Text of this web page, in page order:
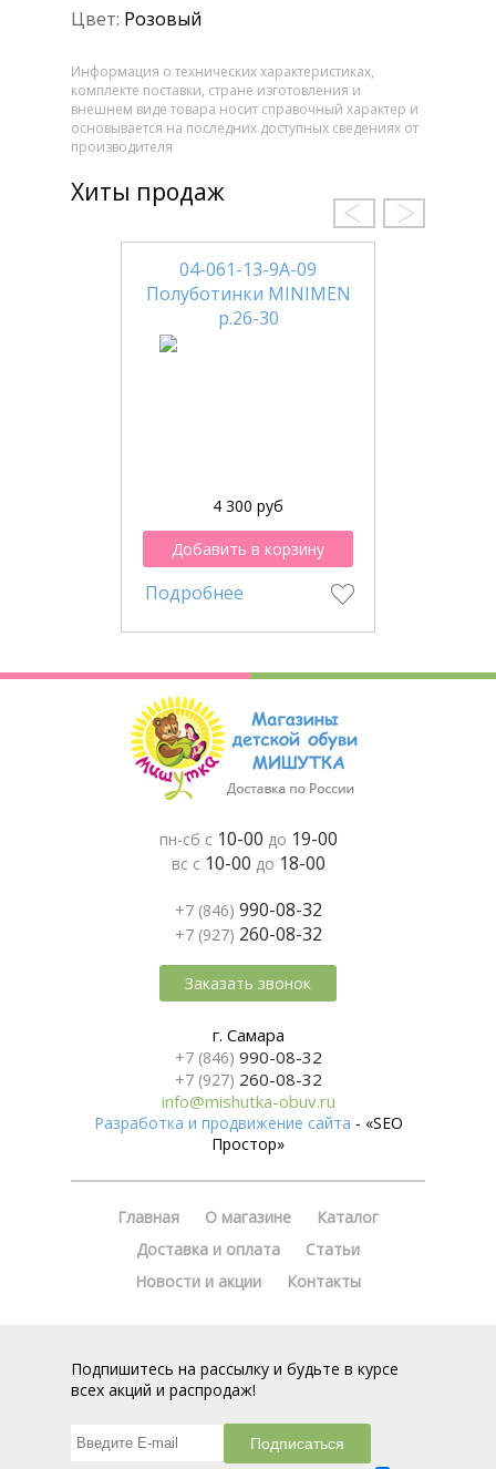
Цвет: Розовый
Информация о технических характеристиках,
комплекте поставки, стране изготовления и
внешнем виде товара носит справочный характер и
основывается на последних доступных сведениях от
производителя
Хиты продаж
04-061-13-9А-09
Полуботинки MINIMEN
р.26-30
4 300 руб
Добавить в корзину
Подробнее
пн-сб с 10-00 до 19-00
вс с 10-00 до 18-00
+7 (846) 990-08-32
+7 (927) 260-08-32
Заказать звонок
г. Самара
+7 (846) 990-08-32
+7 (927) 260-08-32
info@mishutka-obuv.ru
Разработка и продвижение сайта - «SEO
Простор»
Главная О магазине
Каталог
Доставка и оплата
Статьи
Новости и акции
Контакты
Подпишитесь на рассылку и будьте в курсе
всех акций и распродаж!